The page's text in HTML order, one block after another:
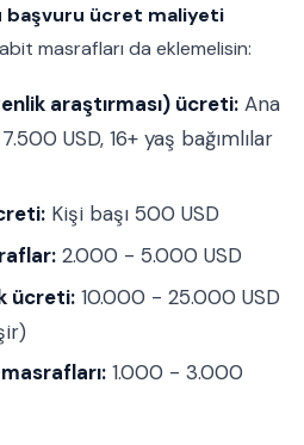
başvuru ücret maliyeti
masrafları da eklemelisin:
araştırması) ücreti: Ana
USD, 16+ yaş bağımlılar
Kişi başı 500 USD
2.000 - 5.000 USD
ücreti: 10.000 - 25.000 USD
1.000 - 3.000